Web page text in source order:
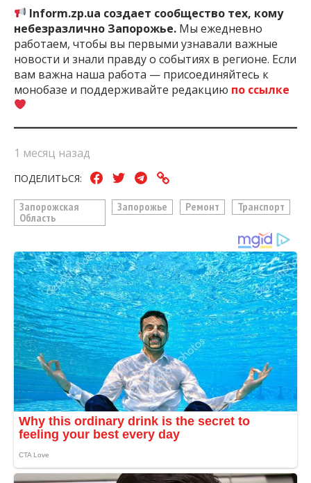
Inform.zp.ua создает сообщество тех, кому
небезразлично Запорожье. Мы ежедневно
работаем, чтобы вы первыми узнавали важные
новости и знали правду о событиях в регионе. Если
вам важна наша работа — присоединяйтесь к
монобазе и поддерживайте редакцию по ссылке
1 месяц назад
ПОДЕЛИТЬСЯ:
Запорожская
Область
Запорожье Ремонт Транспорт